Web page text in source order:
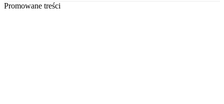
Promowane treści